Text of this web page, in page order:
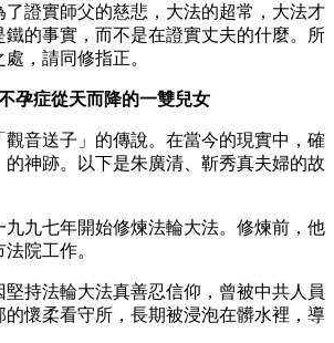
了證實師父的慈悲，大法的超常，大法才
鐵的事實，而不是在證實丈夫的什麼。所
，請同修指正。
孕症從天而降的一雙兒女
音送子」的傳說。在當今的現實中，確
神跡。以下是朱廣清、靳秀真夫婦的故
九九七年開始修煉法輪大法。修煉前，他
院工作。
持法輪大法真善忍信仰，曾被中共人員
的懷柔看守所，長期被浸泡在髒水裡，導